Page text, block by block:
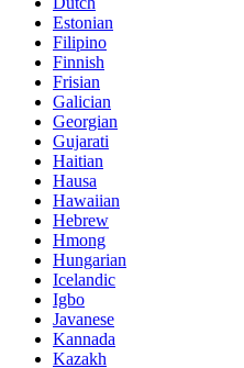
Estonian
Filipino
Finnish
Frisian
Galician
Georgian
Gujarati
Haitian
Hausa
Hawaiian
Hebrew
Hmong
Hungarian
Icelandic
Igbo
Javanese
Kannada
Kazakh